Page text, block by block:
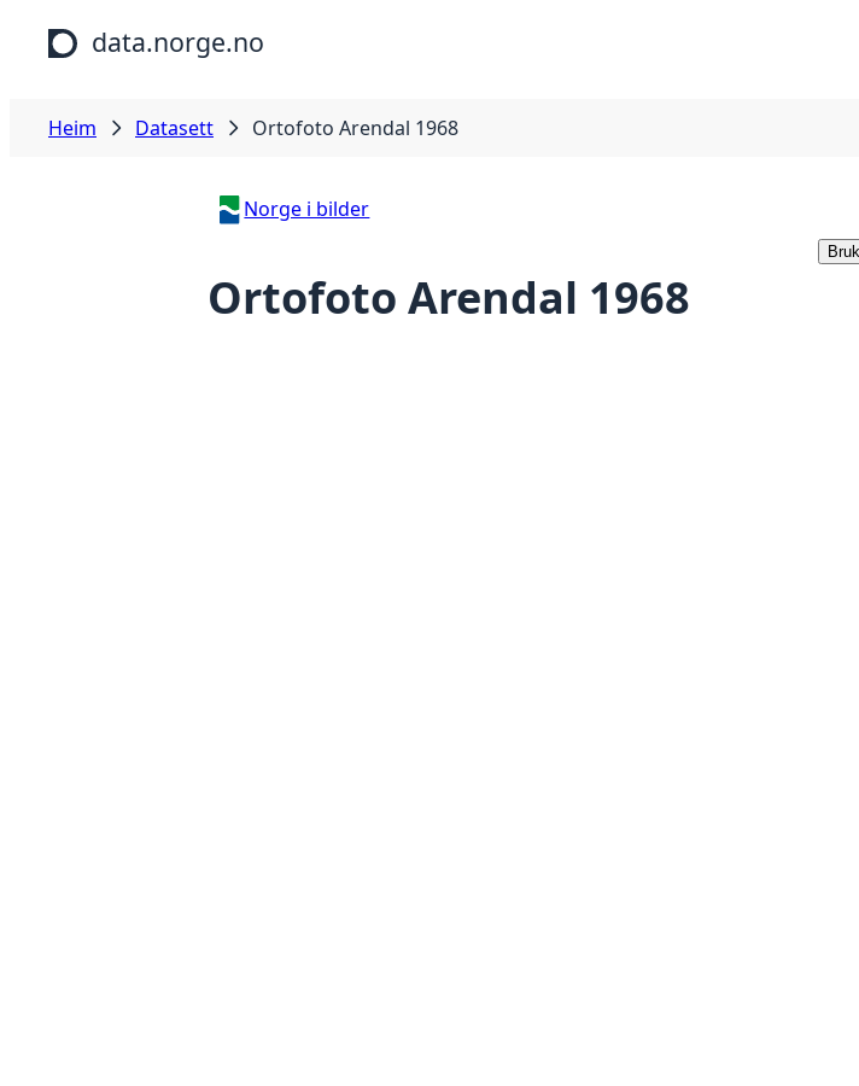
Hopp til hovudinnhald
data.norge.no
Heim Datasett Ortofoto Arendal 1968
Norge i bilder
Ortofoto Arendal 1968